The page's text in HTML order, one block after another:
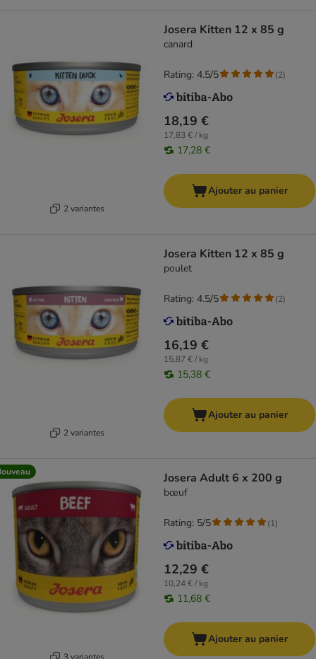
2 variantes
Josera Kitten 12 x 85 g
canard
18,19 €
17,83 € / kg
17,28 €
Rating: 4.5/5 (2)
Ajouter au panier
2 variantes
Josera Kitten 12 x 85 g
poulet
16,19 €
15,87 € / kg
15,38 €
Rating: 4.5/5 (2)
Ajouter au panier
3 variantes
Josera Adult 6 x 200 g
bœuf
12,29 €
10,24 € / kg
11,68 €
Rating: 5/5 (1)
Ajouter au panier